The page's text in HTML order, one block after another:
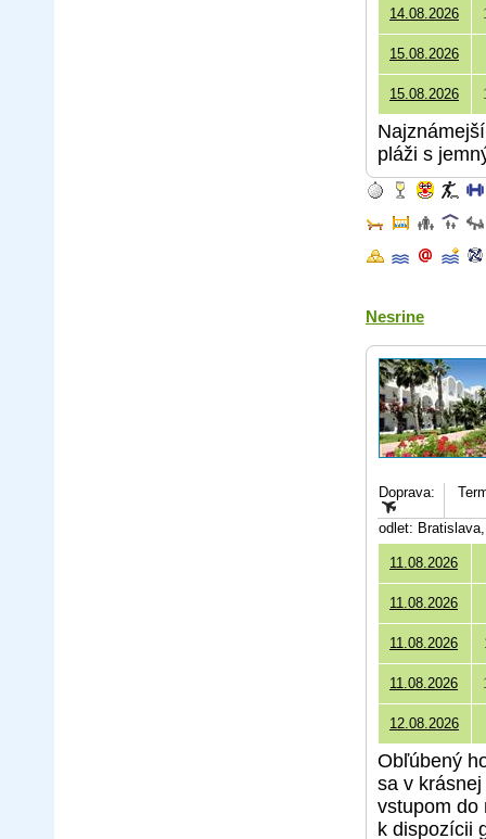
14.08.2026
15.08.2026
15.08.2026
pláži s
Nesrine
Doprava:
odlet:
11.08.2026
11.08.2026
11.08.2026
11.08.2026
12.08.2026
Obľúbený
sa v
vstupom do
k dispozícii